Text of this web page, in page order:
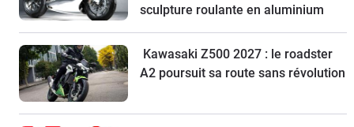
sculpture roulante en aluminium
Kawasaki Z500 2027 : le roadster
A2 poursuit sa route sans révolution